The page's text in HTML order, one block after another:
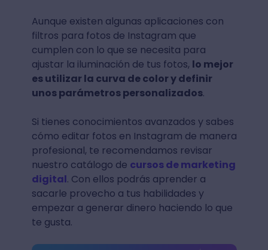
Aunque existen algunas aplicaciones con
filtros para fotos de Instagram que
cumplen con lo que se necesita para
ajustar la iluminación de tus fotos, lo mejor
es utilizar la curva de color y definir
unos parámetros personalizados.
Si tienes conocimientos avanzados y sabes
cómo editar fotos en Instagram de manera
profesional, te recomendamos revisar
nuestro catálogo de cursos de marketing
digital. Con ellos podrás aprender a
sacarle provecho a tus habilidades y
empezar a generar dinero haciendo lo que
te gusta.